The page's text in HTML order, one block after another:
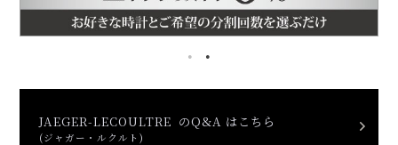
JAEGER-LECOULTRE のQ&A はこちら
(ジャガー・ルクルト)